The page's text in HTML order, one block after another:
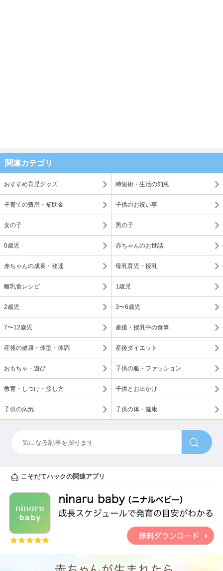
関連カテゴリ
おすすめ育児グッズ 時短術・生活の知恵
子育ての費用・補助金 子供のお祝い事
女の子 男の子
0歳児 赤ちゃんのお世話
赤ちゃんの成長・発達 母乳育児・授乳
離乳食レシピ 1歳児
2歳児 3〜6歳児
7〜12歳児 産後・授乳中の食事
産後の健康・体型・体調 産後ダイエット
おもちゃ・遊び 子供の服・ファッション
教育・しつけ・接し方 子供とお出かけ
子供の病気 子供の体・健康
こそだてハックの関連アプリ